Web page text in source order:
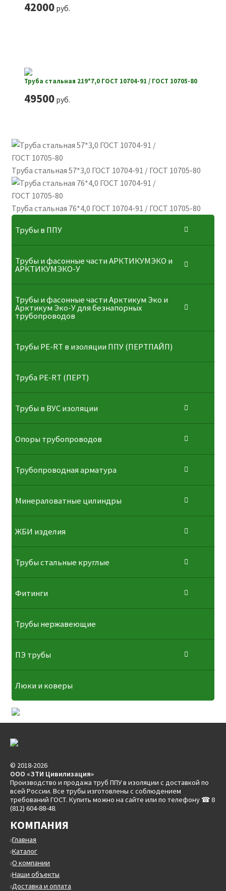
42000руб.
Труба стальная 219*7,0 ГОСТ 10704-91 / ГОСТ 10705-80
49500руб.
Труба стальная 57*3,0 ГОСТ 10704-91 / ГОСТ 10705-80
Труба стальная 76*4,0 ГОСТ 10704-91 / ГОСТ 10705-80
Трубы в ППУ
Трубы и фасонные части АРКТИКУМЭКО и
АРКТИКУМЭКО-У
Трубы и фасонные части Арктикум Эко и
Арктикум Эко-У для безнапорных
трубопроводов
Трубы PE-RT в изоляции ППУ (ПЕРТПАЙП)
⁠Трубa PE-RT (ПЕРТ)
Трубы в ВУС изоляции
Опоры трубопроводов
Трубопроводная арматура
Минераловатные цилиндры
ЖБИ изделия
Трубы стальные круглые
Фитинги
Трубы нержавеющие
ПЭ трубы
Люки и коверы
© 2018-2026
ООО «ЗТИ Цивилизация»
Производство и продажа труб ППУ в изоляции с доставкой по
всей России. Все трубы изготовлены с соблюдением
требований ГОСТ. Купить можно на сайте или по телефону ☎ 8
(812) 604-88-48.
КОМПАНИЯ
Главная
Каталог
О компании
Наши объекты
Доставка и оплата